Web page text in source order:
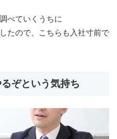
べていくうちに
たので、こちらも入社寸前で
ぞという気持ち